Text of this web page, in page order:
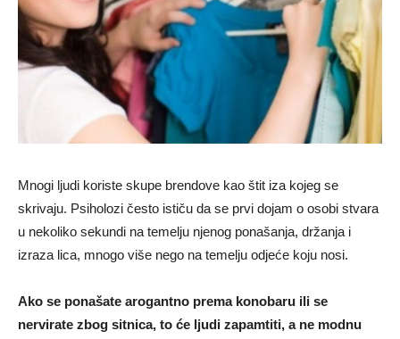
Mnogi ljudi koriste skupe brendove kao štit iza kojeg se
skrivaju. Psiholozi često ističu da se prvi dojam o osobi stvara
u nekoliko sekundi na temelju njenog ponašanja, držanja i
izraza lica, mnogo više nego na temelju odjeće koju nosi.
Ako se ponašate arogantno prema konobaru ili se
nervirate zbog sitnica, to će ljudi zapamtiti, a ne modnu